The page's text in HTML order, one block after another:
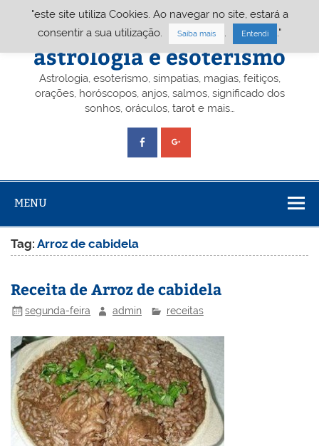
Portal A&E – Portal
astrologia e esoterismo
Astrologia, esoterismo, simpatias, magias, feitiços,
orações, horóscopos, anjos, salmos, significado dos
sonhos, oráculos, tarot e mais…
MENU
Tag:Arroz de cabidela
Receita de Arroz de cabidela
segunda-feira admin receitas
"este site utiliza Cookies. Ao navegar no site, estará a
consentir a sua utilização.
Saiba mais Entendi ."